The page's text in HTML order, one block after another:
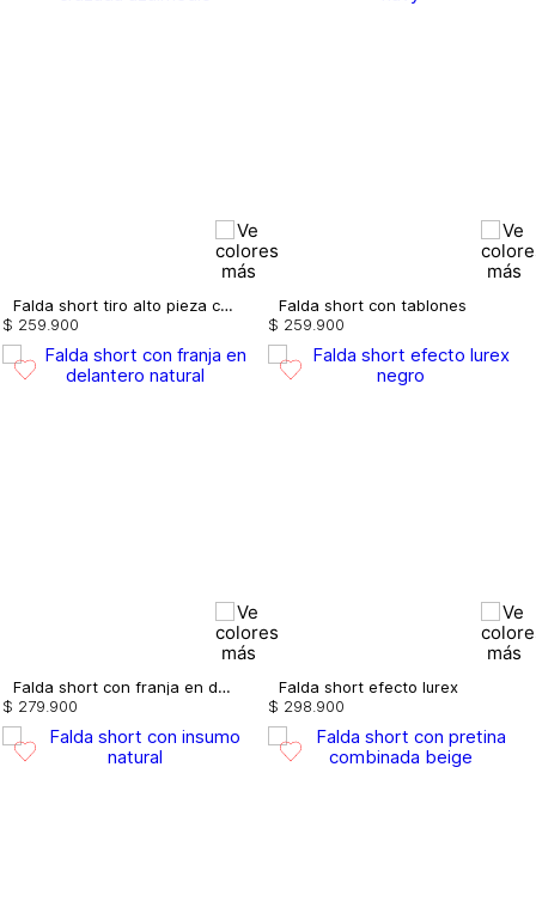
Falda short tiro alto pieza cruzada
$ 259 900
Falda short con tablones
$ 259 900
Falda short con franja en delantero
$ 279 900
Falda short efecto lurex
$ 298 900